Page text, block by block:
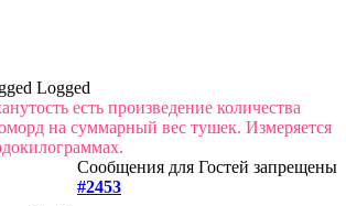
Logged
есть произведение количества
на суммарный вес тушек. Измеряется
Сообщения для Гостей запрещены
#2453